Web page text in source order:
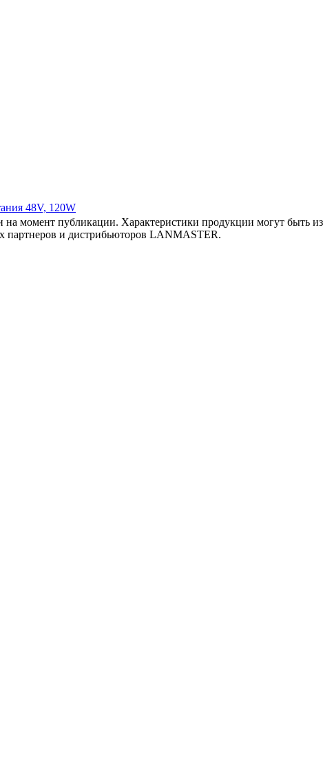
48V, 120W
момент публикации. Характеристики продукции могут быть
и дистрибьюторов LANMASTER.